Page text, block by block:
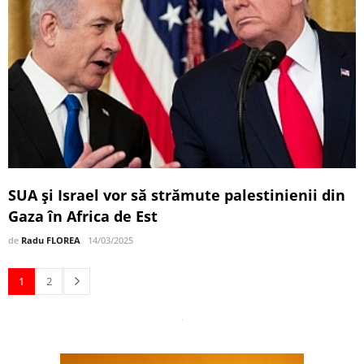
SUA și Israel vor să strămute palestinienii din
Gaza în Africa de Est
de Radu FLOREA 14/03/2025
1 2